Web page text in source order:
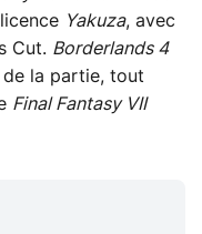
Yakuza, avec
Cut. Borderlands 4
la partie, tout
Final Fantasy VII